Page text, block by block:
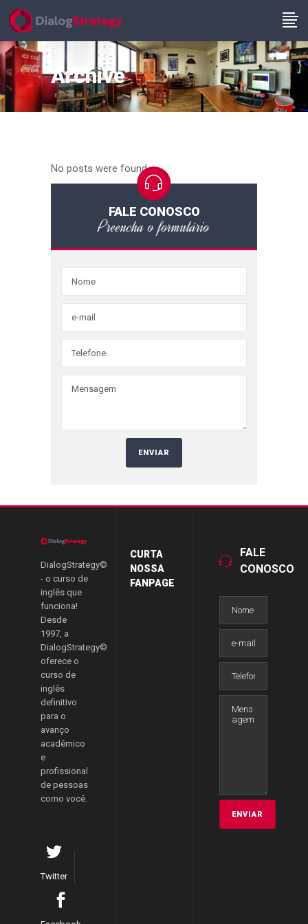
Archive
No posts were found.
FALE CONOSCO
Preencha o formulário
DialogStrategy©
- o curso de
inglês que
funciona!
Desde
1997, a
DialogStrategy©
oferece o
curso de
inglês
definitivo
para o
avanço
acadêmico
e
profissional
de pessoas
como você.
Twitter
CURTA
NOSSA
FANPAGE
FALE
CONOSCO